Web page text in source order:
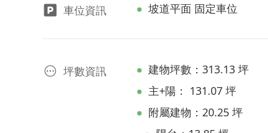
車位資訊 坡道平面 固定車位
坪數資訊
建物坪數：313.13 坪
主+陽： 131.07 坪
附屬建物：20.25 坪